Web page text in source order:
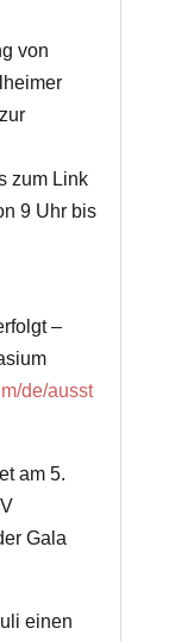
von
zum Link
9 Uhr bis
–
de/ausst
am 5.
Gala
einen